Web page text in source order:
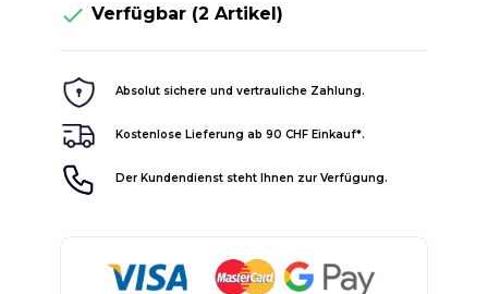
 Verfügbar (2 Artikel)
Absolut sichere und vertrauliche Zahlung.
Kostenlose Lieferung ab 90 CHF Einkauf*.
Der Kundendienst steht Ihnen zur Verfügung.